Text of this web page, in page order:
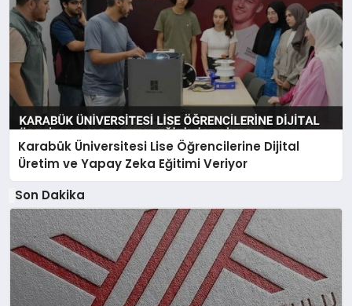
Karabük Üniversitesi Lise Öğrencilerine Dijital
Üretim ve Yapay Zeka Eğitimi Veriyor
Son Dakika